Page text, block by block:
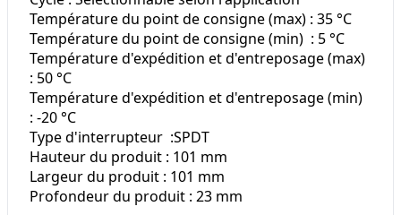
Température du point de consigne (max) : 35 °C
Température du point de consigne (min) : 5 °C
Température d'expédition et d'entreposage (max)
: 50 °C
Température d'expédition et d'entreposage (min)
: -20 °C
Type d'interrupteur :SPDT
Hauteur du produit : 101 mm
Largeur du produit : 101 mm
Profondeur du produit : 23 mm